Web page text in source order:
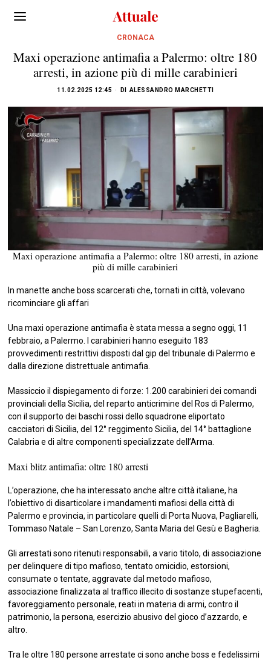
CRONACA
Maxi operazione antimafia a Palermo: oltre 180
arresti, in azione più di mille carabinieri
11.02.2025 12:45 DI ALESSANDRO MARCHETTI
Maxi operazione antimafia a Palermo: oltre 180 arresti, in azione
più di mille carabinieri
In manette anche boss scarcerati che, tornati in città, volevano
ricominciare gli affari
Una maxi operazione antimafia è stata messa a segno oggi, 11
febbraio, a Palermo. I carabinieri hanno eseguito 183
provvedimenti restrittivi disposti dal gip del tribunale di Palermo e
dalla direzione distrettuale antimafia.
Massiccio il dispiegamento di forze: 1.200 carabinieri dei comandi
provinciali della Sicilia, del reparto anticrimine del Ros di Palermo,
con il supporto dei baschi rossi dello squadrone eliportato
cacciatori di Sicilia, del 12° reggimento Sicilia, del 14° battaglione
Calabria e di altre componenti specializzate dell’Arma.
Maxi blitz antimafia: oltre 180 arresti
L’operazione, che ha interessato anche altre città italiane, ha
l’obiettivo di disarticolare i mandamenti mafiosi della città di
Palermo e provincia, in particolare quelli di Porta Nuova, Pagliarelli,
Tommaso Natale – San Lorenzo, Santa Maria del Gesù e Bagheria.
Gli arrestati sono ritenuti responsabili, a vario titolo, di associazione
per delinquere di tipo mafioso, tentato omicidio, estorsioni,
consumate o tentate, aggravate dal metodo mafioso,
associazione finalizzata al traffico illecito di sostanze stupefacenti,
favoreggiamento personale, reati in materia di armi, contro il
patrimonio, la persona, esercizio abusivo del gioco d’azzardo, e
altro.
Tra le oltre 180 persone arrestate ci sono anche boss e fedelissimi